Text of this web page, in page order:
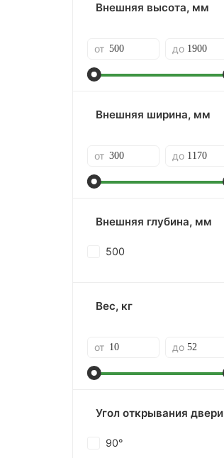
Внешняя высота, мм
от до
Внешняя ширина, мм
от до
Внешняя глубина, мм
500
Вес, кг
от до
Угол открывания двери
90°